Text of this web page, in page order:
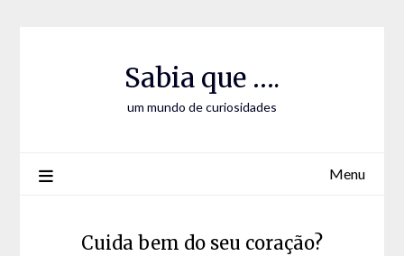
Sabia que ….
um mundo de curiosidades
Menu
Cuida bem do seu coração?